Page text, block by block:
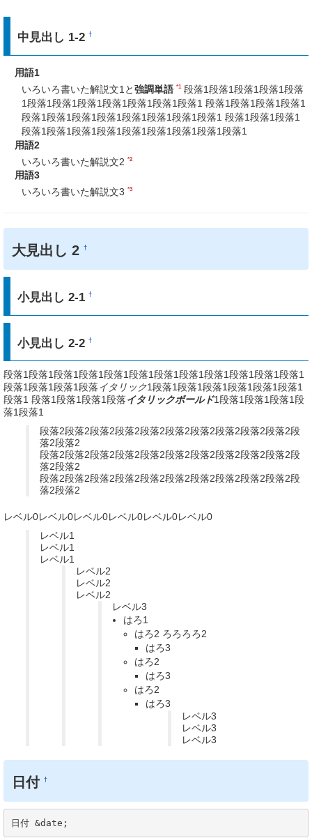
中見出し 1-2†
用語1
いろいろ書いた解説文1と強調単語 *1段落1段落1段落1段落1段落
1段落1段落1段落1段落1段落1段落1段落1 段落1段落1段落1段落1
段落1段落1段落1段落1段落1段落1段落1段落1 段落1段落1段落1
段落1段落1段落1段落1段落1段落1段落1段落1段落1
用語2
いろいろ書いた解説文2 *2
用語3
いろいろ書いた解説文3 *3
大見出し 2†
小見出し 2-1†
小見出し 2-2†
段落1段落1段落1段落1段落1段落1段落1段落1段落1段落1段落1段落1
段落1段落1段落1段落イタリック1段落1段落1段落1段落1段落1段落1
段落1 段落1段落1段落1段落イタリックボールド1段落1段落1段落1段
落1段落1
段落2段落2段落2段落2段落2段落2段落2段落2段落2段落2段
落2段落2
段落2段落2段落2段落2段落2段落2段落2段落2段落2段落2段
落2段落2
段落2段落2段落2段落2段落2段落2段落2段落2段落2段落2段
落2段落2
レベル0レベル0レベル0レベル0レベル0レベル0
レベル1
レベル1
レベル1
レベル2
レベル2
レベル2
レベル3
はろ1
はろ2 ろろろろ2
はろ3
はろ2
はろ3
はろ2
はろ3
レベル3
レベル3
レベル3
日付 †
日付 &date;